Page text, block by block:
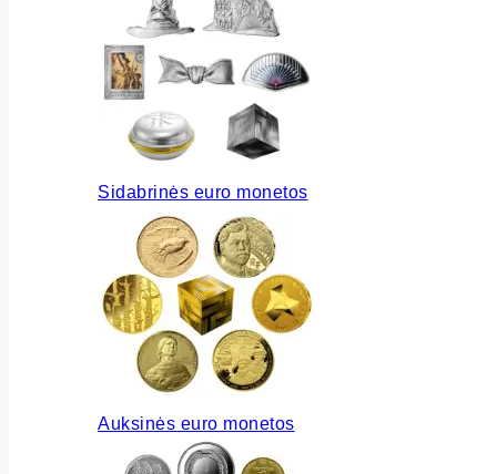
Sidabrinės euro monetos
Auksinės euro monetos